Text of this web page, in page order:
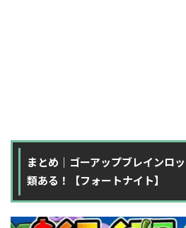
まとめ｜ゴーアップブレインロ
類ある！【フォートナイト】